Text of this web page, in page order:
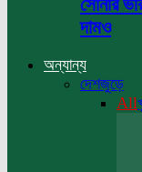
সোনার
দামও
অন্যান্য
দেশজুড়ে
All